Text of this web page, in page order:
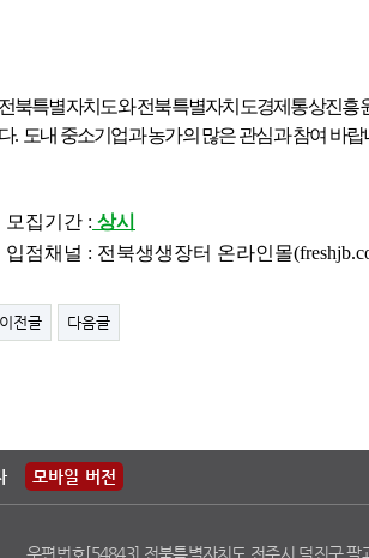
전북특별자치도와 전북특별자치도경제통상진흥
다. 도내 중소기업과 농가의 많은 관심과 참여 바랍
모집기간 : 상시
입점채널 : 전북생생장터 온라인몰
이전글 다음글
모바일 버전
우편번호[54843] 전북특별자치도 전주시 덕진구